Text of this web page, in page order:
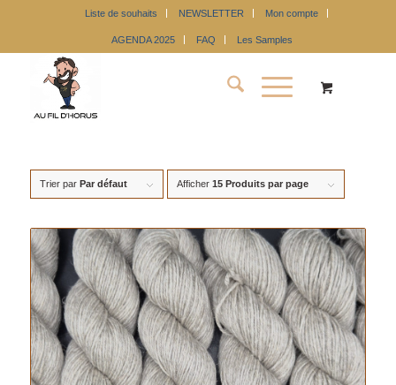
Liste de souhaits NEWSLETTER Mon compte
AGENDA 2025 FAQ Les Samples
Trier par Par défaut Afficher 15 Produits par page